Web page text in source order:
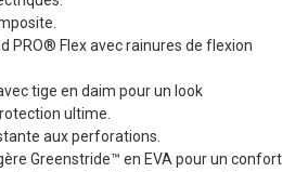
PRO® Flex avec rainures de flexion
tige en daim pour un look
ultime.
aux perforations.
Greenstride™ en EVA pour un confort